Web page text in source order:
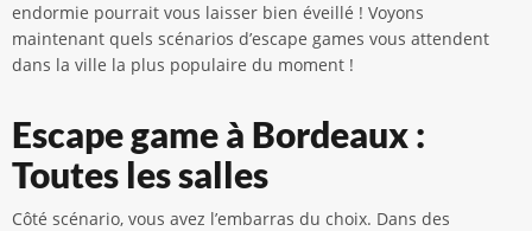
endormie pourrait vous laisser bien éveillé ! Voyons
maintenant quels scénarios d’escape games vous attendent
dans la ville la plus populaire du moment !
Escape game à Bordeaux :
Toutes les salles
Côté scénario, vous avez l’embarras du choix. Dans des